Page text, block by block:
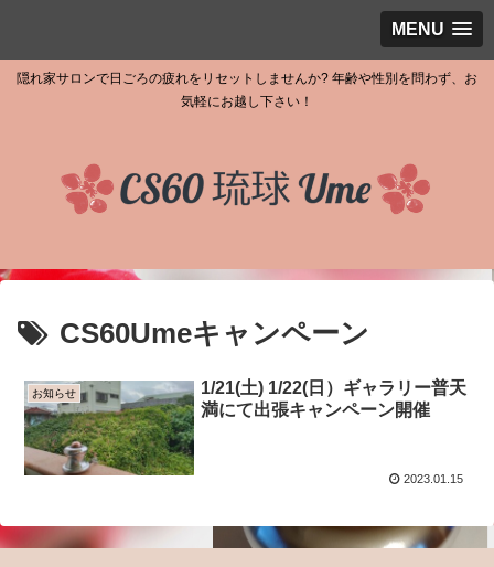
MENU
隠れ家サロンで日ごろの疲れをリセットしませんか? 年齢や性別を問わず、お
気軽にお越し下さい！
CS60Umeキャンペーン
お知らせ
1/21(土) 1/22(日）ギャラリー普天
満にて出張キャンペーン開催
2023.01.15